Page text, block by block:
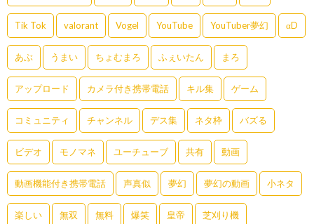
Tik Tok valorant Vogel YouTube YouTuber夢幻 αD
あぶ うまい ちょむまろ ふぇいたん まろ
アップロード カメラ付き携帯電話 キル集 ゲーム
コミュニティ チャンネル デス集 ネタ枠 バズる
ビデオ モノマネ ユーチューブ 共有 動画
動画機能付き携帯電話 声真似 夢幻 夢幻の動画 小ネタ
楽しい 無双 無料 爆笑 皇帝 芝刈り機